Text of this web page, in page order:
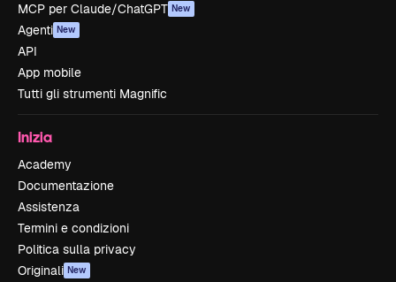
MCP per Claude/ChatGPT New
Agenti New
API
App mobile
Tutti gli strumenti Magnific
Inizia
Academy
Documentazione
Assistenza
Termini e condizioni
Politica sulla privacy
Originali New